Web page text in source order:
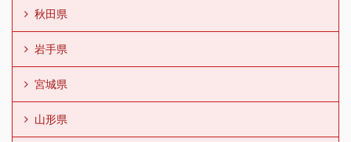
秋田県
岩手県
宮城県
山形県